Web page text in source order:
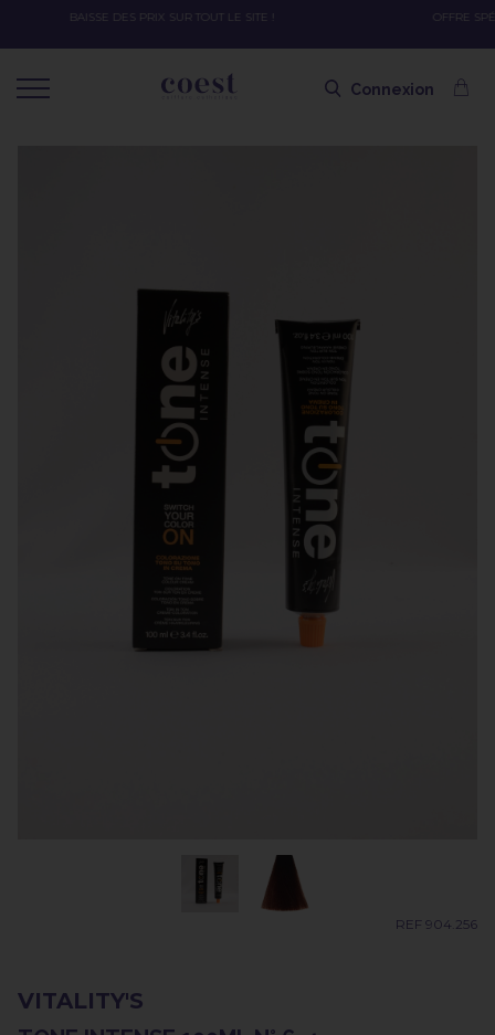
OFFRE SPÉCIALE SOLAIRE SKEYMZEE ! SOIN HYDRATANT + SPRAY + SHAMPOING =
Connexion
REF 904.256
VITALITY'S